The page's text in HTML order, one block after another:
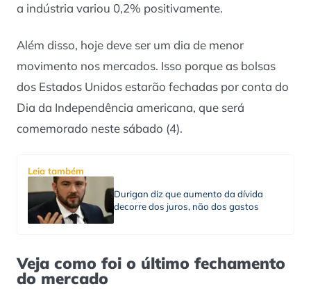
a indústria variou 0,2% positivamente.
Além disso, hoje deve ser um dia de menor
movimento nos mercados. Isso porque as bolsas
dos Estados Unidos estarão fechadas por conta do
Dia da Independência americana, que será
comemorado neste sábado (4).
Leia também
Durigan diz que aumento da dívida
decorre dos juros, não dos gastos
Veja como foi o último fechamento
do mercado